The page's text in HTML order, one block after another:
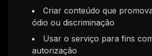
Criar conteúdo que
ódio ou discriminação
Usar o serviço para fins
autorização